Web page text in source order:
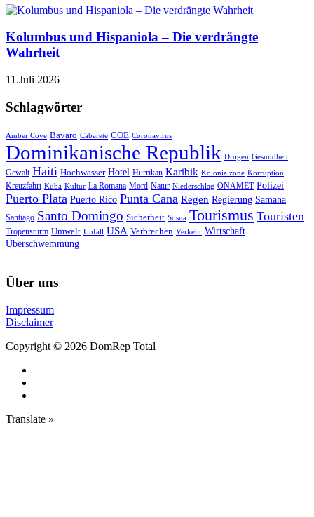
Kolumbus und Hispaniola – Die verdrängte
Wahrheit
11.Juli 2026
Schlagwörter
Amber Cove Bavaro Cabarete COE Coronavirus
Dominikanische Republik Drogen Gesundheit
Gewalt Haiti Hochwasser Hotel Hurrikan Karibik Kolonialzone Korruption
Kreuzfahrt Kuba Kultur La Romana Mord Natur Niederschlag ONAMET Polizei
Puerto Plata Puerto Rico Punta Cana Regen Regierung Samana
Santiago Santo Domingo Sicherheit Sosua Tourismus Touristen
Tropensturm Umwelt Unfall USA Verbrechen Verkehr Wirtschaft
Überschwemmung
Über uns
Impressum
Disclaimer
Copyright © 2026 DomRep Total
Translate »